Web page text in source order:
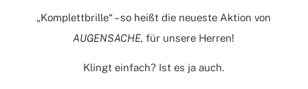
„Komplettbrille“ – so heißt die neueste Aktion von
AUGENSACHE,für unsere Herren!
Klingt einfach? Ist es ja auch.